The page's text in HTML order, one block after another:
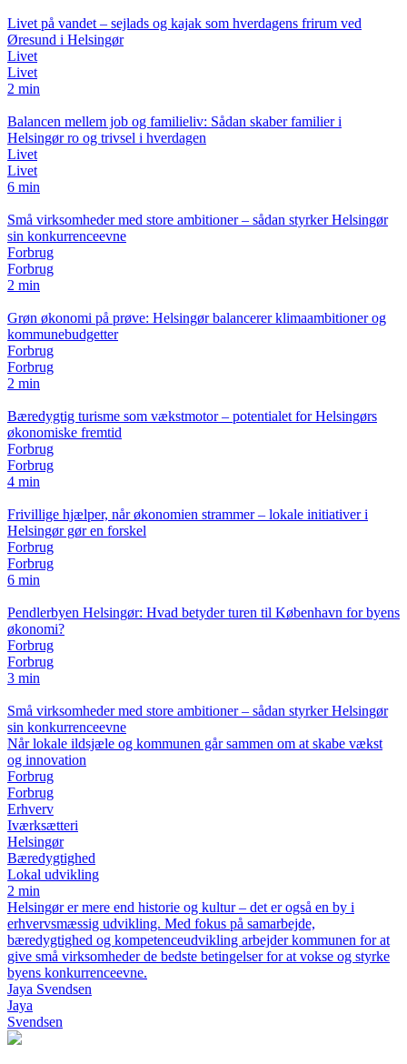
Livet på vandet – sejlads og kajak som hverdagens frirum ved
Øresund i Helsingør
Livet
Livet
2 min
Balancen mellem job og familieliv: Sådan skaber familier i
Helsingør ro og trivsel i hverdagen
Livet
Livet
6 min
Små virksomheder med store ambitioner – sådan styrker Helsingør
sin konkurrenceevne
Forbrug
Forbrug
2 min
Grøn økonomi på prøve: Helsingør balancerer klimaambitioner og
kommunebudgetter
Forbrug
Forbrug
2 min
Bæredygtig turisme som vækstmotor – potentialet for Helsingørs
økonomiske fremtid
Forbrug
Forbrug
4 min
Frivillige hjælper, når økonomien strammer – lokale initiativer i
Helsingør gør en forskel
Forbrug
Forbrug
6 min
Pendlerbyen Helsingør: Hvad betyder turen til København for byens
økonomi?
Forbrug
Forbrug
3 min
Små virksomheder med store ambitioner – sådan styrker Helsingør
sin konkurrenceevne
Når lokale ildsjæle og kommunen går sammen om at skabe vækst
og innovation
Forbrug
Forbrug
Erhverv
Iværksætteri
Helsingør
Bæredygtighed
Lokal udvikling
2 min
Helsingør er mere end historie og kultur – det er også en by i
erhvervsmæssig udvikling. Med fokus på samarbejde,
bæredygtighed og kompetenceudvikling arbejder kommunen for at
give små virksomheder de bedste betingelser for at vokse og styrke
byens konkurrenceevne.
Jaya Svendsen
Jaya
Svendsen